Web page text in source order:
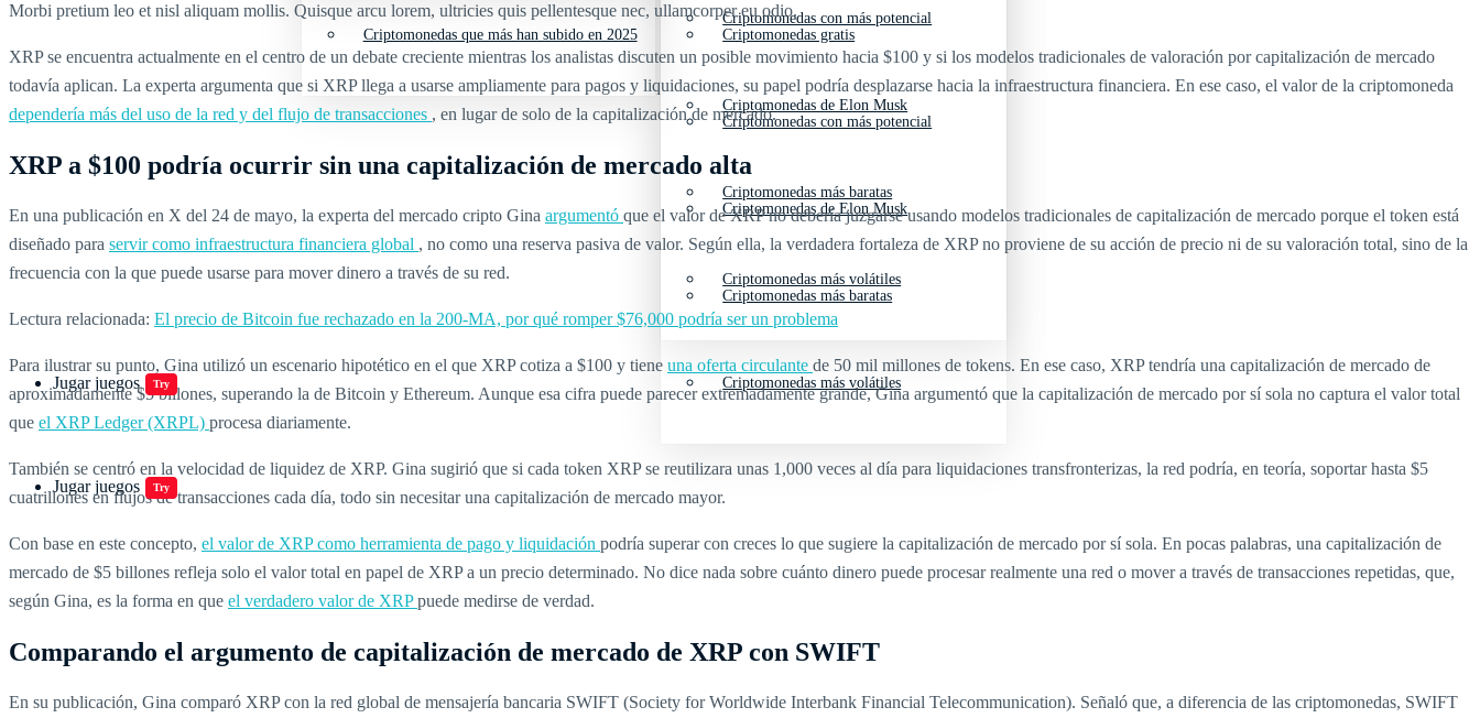
Criptomonedas con más potencial
Criptomonedas de Elon Musk
Criptomonedas más baratas
Criptomonedas más volátiles
Jugar juegos Try
Criptomonedas que más han subido en 2025 Criptomonedas gratis
Criptomonedas con más potencial
Criptomonedas de Elon Musk
Criptomonedas más baratas
Criptomonedas más volátiles
Jugar juegos Try
Morbi pretium leo et nisl aliquam mollis. Quisque arcu lorem, ultricies quis pellentesque nec, ullamcorper eu odio.
XRP se encuentra actualmente en el centro de un debate creciente mientras los analistas discuten un posible movimiento hacia $100 y si los modelos tradicionales de valoración por capitalización de mercado
todavía aplican. La experta argumenta que si XRP llega a usarse ampliamente para pagos y liquidaciones, su papel podría desplazarse hacia la infraestructura financiera. En ese caso, el valor de la criptomoneda
dependería más del uso de la red y del flujo de transacciones , en lugar de solo de la capitalización de mercado.
XRP a $100 podría ocurrir sin una capitalización de mercado alta
En una publicación en X del 24 de mayo, la experta del mercado cripto Gina argumentó que el valor de XRP no debería juzgarse usando modelos tradicionales de capitalización de mercado porque el token está
diseñado para servir como infraestructura financiera global , no como una reserva pasiva de valor. Según ella, la verdadera fortaleza de XRP no proviene de su acción de precio ni de su valoración total, sino de la
frecuencia con la que puede usarse para mover dinero a través de su red.
Lectura relacionada: El precio de Bitcoin fue rechazado en la 200-MA, por qué romper $76,000 podría ser un problema
Para ilustrar su punto, Gina utilizó un escenario hipotético en el que XRP cotiza a $100 y tiene una oferta circulante de 50 mil millones de tokens. En ese caso, XRP tendría una capitalización de mercado de
aproximadamente $5 billones, superando la de Bitcoin y Ethereum. Aunque esa cifra puede parecer extremadamente grande, Gina argumentó que la capitalización de mercado por sí sola no captura el valor total
que el XRP Ledger (XRPL) procesa diariamente.
También se centró en la velocidad de liquidez de XRP. Gina sugirió que si cada token XRP se reutilizara unas 1,000 veces al día para liquidaciones transfronterizas, la red podría, en teoría, soportar hasta $5
cuatrillones en flujos de transacciones cada día, todo sin necesitar una capitalización de mercado mayor.
Con base en este concepto, el valor de XRP como herramienta de pago y liquidación podría superar con creces lo que sugiere la capitalización de mercado por sí sola. En pocas palabras, una capitalización de
mercado de $5 billones refleja solo el valor total en papel de XRP a un precio determinado. No dice nada sobre cuánto dinero puede procesar realmente una red o mover a través de transacciones repetidas, que,
según Gina, es la forma en que el verdadero valor de XRPpuede medirse de verdad.
Comparando el argumento de capitalización de mercado de XRP con SWIFT
En su publicación, Gina comparó XRP con la red global de mensajería bancaria SWIFT (Society for Worldwide Interbank Financial Telecommunication). Señaló que, a diferencia de las criptomonedas, SWIFT